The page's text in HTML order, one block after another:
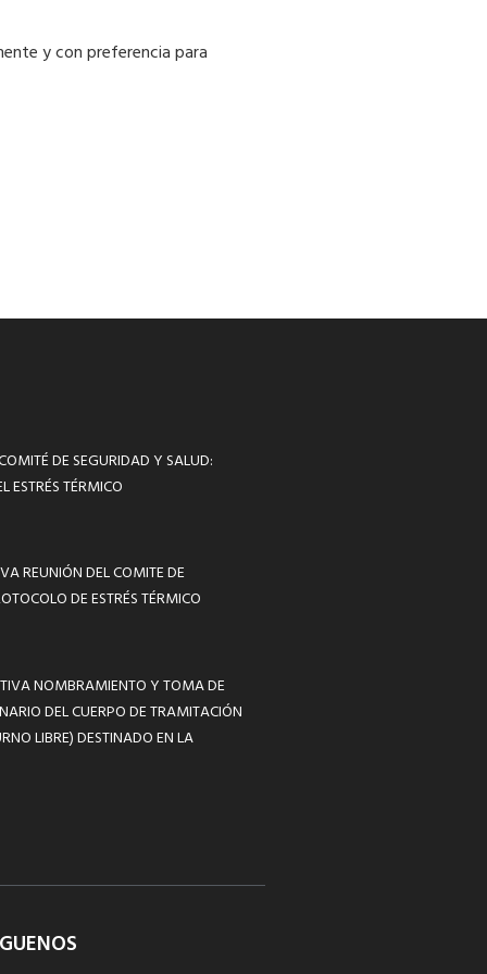
y con preferencia para
DE SEGURIDAD Y SALUD:
ESTRÉS TÉRMICO
REUNIÓN DEL COMITE DE
DE ESTRÉS TÉRMICO
NOMBRAMIENTO Y TOMA DE
DEL CUERPO DE TRAMITACIÓN
LIBRE) DESTINADO EN LA